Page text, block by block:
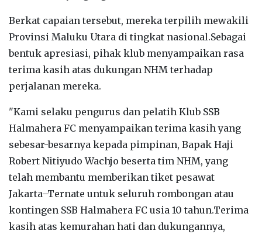
Berkat capaian tersebut, mereka terpilih mewakili
Provinsi Maluku Utara di tingkat nasional.Sebagai
bentuk apresiasi, pihak klub menyampaikan rasa
terima kasih atas dukungan NHM terhadap
perjalanan mereka.
"Kami selaku pengurus dan pelatih Klub SSB
Halmahera FC menyampaikan terima kasih yang
sebesar-besarnya kepada pimpinan, Bapak Haji
Robert Nitiyudo Wachjo beserta tim NHM, yang
telah membantu memberikan tiket pesawat
Jakarta–Ternate untuk seluruh rombongan atau
kontingen SSB Halmahera FC usia 10 tahun.Terima
kasih atas kemurahan hati dan dukungannya,